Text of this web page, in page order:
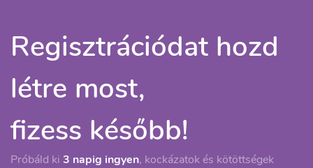
Regisztrációdat hozd
létre most,
fizess később!
Próbáld ki 3 napig ingyen, kockázatok és kötöttségek